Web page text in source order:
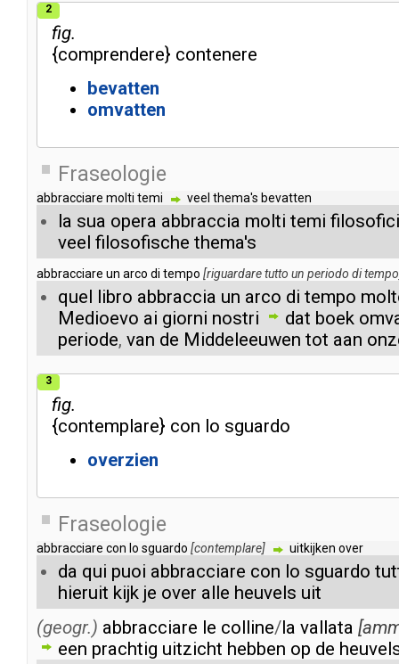
2
fig.
{comprendere} contenere
bevatten
omvatten
Fraseologie
abbracciare molti temi veel thema's bevatten
la sua opera abbraccia molti temi filosofici
veel filosofische thema's
abbracciare un arco di tempo [riguardaretutto un periodo ditempo
quel libro abbraccia un arco di tempo
Medioevo ai giorni nostri dat boek
periode, van de Middeleeuwen tot aan
3
fig.
{contemplare} con lo sguardo
overzien
Fraseologie
abbracciare con lo sguardo [contemplare] uitkijken over
da qui puoi abbracciare con lo sguardo
hieruit kijk je over alle heuvels uit
(geogr.) abbracciare le colline/la vallata [
een prachtig uitzicht hebben op de